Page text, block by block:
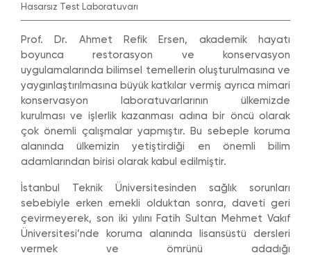
Hasarsız Test Laboratuvarı
Prof. Dr. Ahmet Refik Ersen, akademik hayatı
boyunca restorasyon ve konservasyon
uygulamalarında bilimsel temellerin oluşturulmasına ve
yaygınlaştırılmasına büyük katkılar vermiş ayrıca mimari
konservasyon laboratuvarlarının ülkemizde
kurulması ve işlerlik kazanması adına bir öncü olarak
çok önemli çalışmalar yapmıştır. Bu sebeple koruma
alanında ülkemizin yetiştirdiği en önemli bilim
adamlarından birisi olarak kabul edilmiştir.
İstanbul Teknik Üniversitesinden sağlık sorunları
sebebiyle erken emekli olduktan sonra, daveti geri
çevirmeyerek, son iki yılını Fatih Sultan Mehmet Vakıf
Üniversitesi’nde koruma alanında lisansüstü dersleri
vermek ve ömrünü adadığı